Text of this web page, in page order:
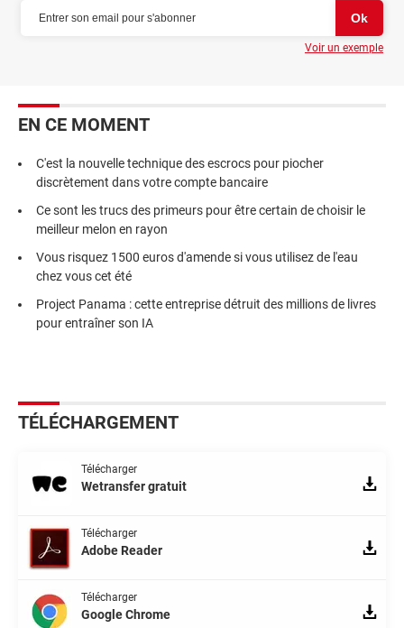
Voir un exemple
EN CE MOMENT
C'est la nouvelle technique des escrocs pour piocher
discrètement dans votre compte bancaire
Ce sont les trucs des primeurs pour être certain de choisir le
meilleur melon en rayon
Vous risquez 1500 euros d'amende si vous utilisez de l'eau
chez vous cet été
Project Panama : cette entreprise détruit des millions de livres
pour entraîner son IA
TÉLÉCHARGEMENT
Télécharger
Wetransfer gratuit
Télécharger
Adobe Reader
Télécharger
Google Chrome